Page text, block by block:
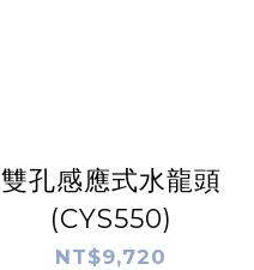
雙孔感應式水龍頭
(CYS550)
NT$9,720